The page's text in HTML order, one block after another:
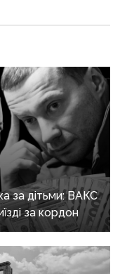
за дітьми: ВАКС
за кордон